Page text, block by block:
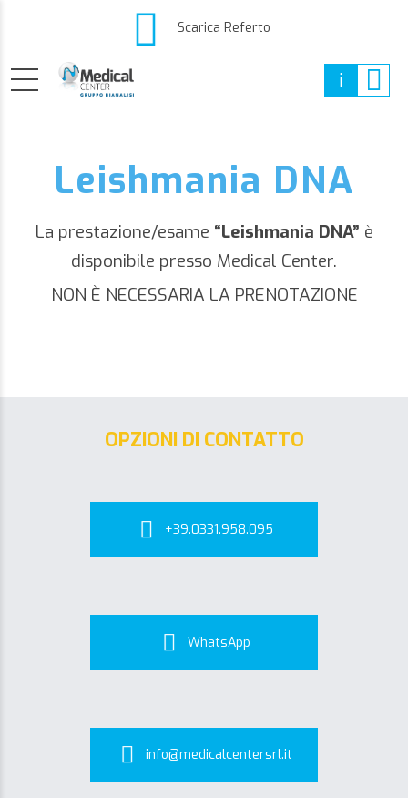
Scarica Referto
Leishmania DNA
La prestazione/esame “Leishmania DNA” è
disponibile presso Medical Center.
NON È NECESSARIA LA PRENOTAZIONE
OPZIONI DI CONTATTO
+39.0331.958.095
WhatsApp
info@medicalcentersrl.it